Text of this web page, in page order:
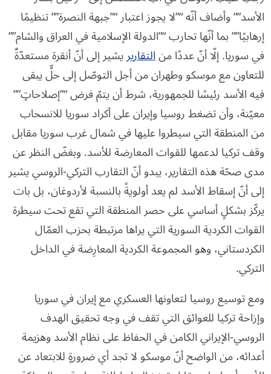
الأسد”” وأضاف أنّه “”لا يجوز اعتبار “”جبهة النصرة”” تنظيمًا
إرهابيًا”” بما أنّها تحارب “”الدولة الإسلامية في العراق والشام””
في سوريا. إلّا أنّ عددًا منالتقاريريشير إلى أنّ أنقرة مستعدّةٌ
للتعاون مع موسكو وطهران من أجل التوصّل إلى حلٍّ يبقى
فيه الأسد رئيسًا للجمهورية، شرط أن يتمّ فرض “”إصلاحاتٍ””
معيّنة، وأن تضغط روسيا وإيران على أكراد سوريا للانسحاب
من المنطقة التي سيطروا عليها في شمال غرب سوريا مقابل
وقف تركيا لدعمها للقوات المعارضة للأسد. وبغضّ النظر عن
مدى صحّة هذه التقارير، يبدو أنّ التقارب التركي-الروسي يشير
إلى أنّ إسقاط الأسد لم يعد أولويةً بالنسبة لأردوغان، بل بات
يركّز بشكلٍ أساسي على حصر المنطقة التي تقع تحت سيطرة
القوات الكردية السورية التي يراها مرتبطة بحزب العمّال
الكردستاني، وهو المجموعة الكردية المعارِضة في الداخل
التركي.
ومع توسيع روسيا لتعاونها العسكري مع إيران في سوريا
وإزاحة تركيا للعوائق التي تقف في وجه تحقيق الهدف
الروسي-الإيراني الكامن في الحفاظ على نظام الأسد وهزيمة
أعدائه، من الواضح أنّ موسكو لا تجد أي ضرورةٍ للابتعاد عن